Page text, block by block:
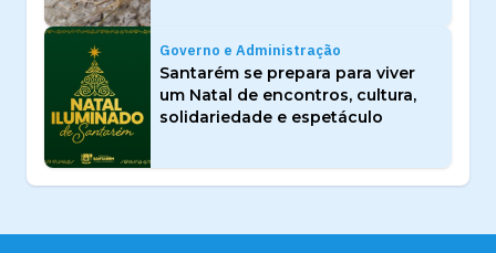
Governo e Administração
Santarém se prepara para viver
um Natal de encontros, cultura,
solidariedade e espetáculo